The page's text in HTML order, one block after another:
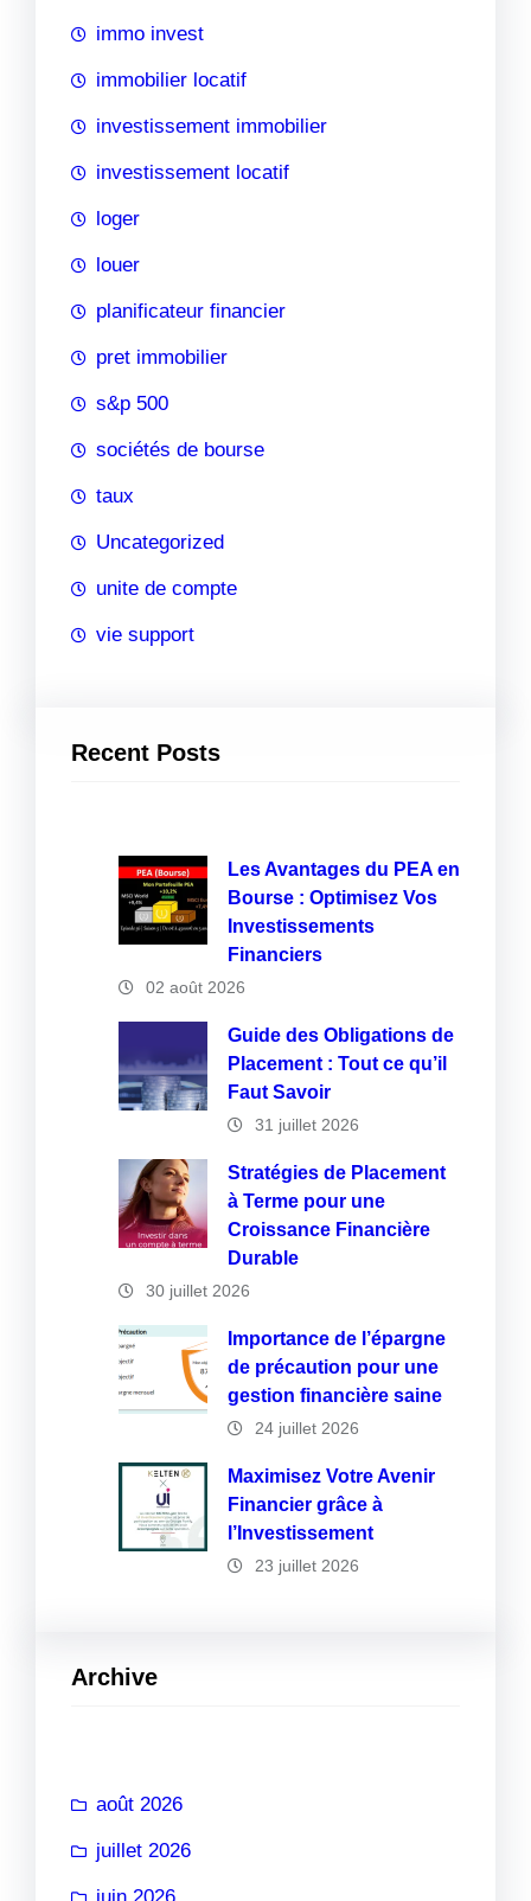
immo invest
immobilier locatif
investissement immobilier
investissement locatif
loger
louer
planificateur financier
pret immobilier
s&p 500
sociétés de bourse
taux
Uncategorized
unite de compte
vie support
Recent Posts
Les Avantages du PEA en
Bourse : Optimisez Vos
Investissements
Financiers
02 août 2026
Guide des Obligations de
Placement : Tout ce qu’il
Faut Savoir
31 juillet 2026
Stratégies de Placement
à Terme pour une
Croissance Financière
Durable
30 juillet 2026
Importance de l’épargne
de précaution pour une
gestion financière saine
24 juillet 2026
Maximisez Votre Avenir
Financier grâce à
l’Investissement
23 juillet 2026
Archive
août 2026
juillet 2026
juin 2026